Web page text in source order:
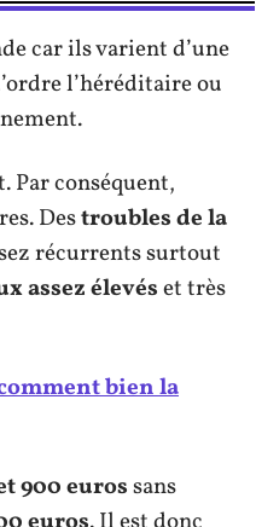
car ils varient d’une
l’héréditaire ou
Par conséquent,
Destroubles de la
récurrents surtout
assez élevéset très
bien la
900 eurossans